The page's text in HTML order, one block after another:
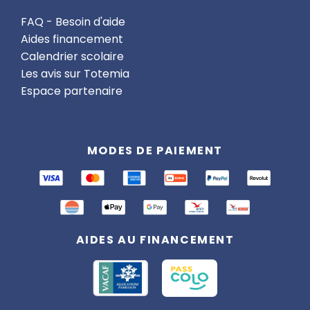
cœur de l’hiver canadien ! 🌨️🎉
FAQ - Besoin d'aide
Aides financement
Calendrier scolaire
Les avis sur Totemia
Espace partenaire
MODES DE PAIEMENT
AIDES AU FINANCEMENT